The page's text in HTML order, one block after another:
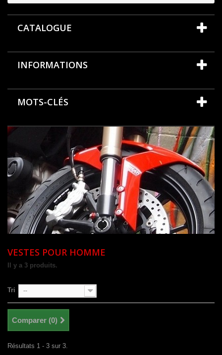
CATALOGUE
INFORMATIONS
MOTS-CLÉS
VESTES POUR HOMME
Il y a 3 produits.
Tri --
Comparer (0)
Résultats 1 - 3 sur 3.